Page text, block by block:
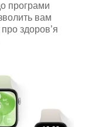
програми
вам
здоров’я